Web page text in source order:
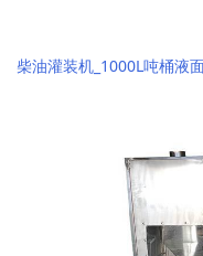
柴油灌装机_1000L吨桶液